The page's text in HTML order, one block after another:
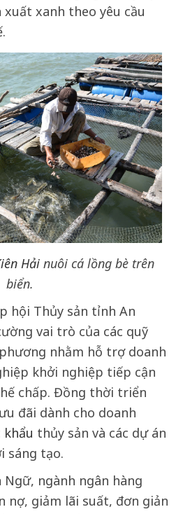
xanh theo yêu cầu
Hải nuôi cá lồng bè trên
biển.
hội Thủy sản tỉnh An
vai trò của các quỹ
nhằm hỗ trợ doanh
khởi nghiệp tiếp cận
chấp. Đồng thời triển
đãi dành cho doanh
thủy sản và các dự án
sáng tạo.
ngành ngân hàng
nợ, giảm lãi suất, đơn giản